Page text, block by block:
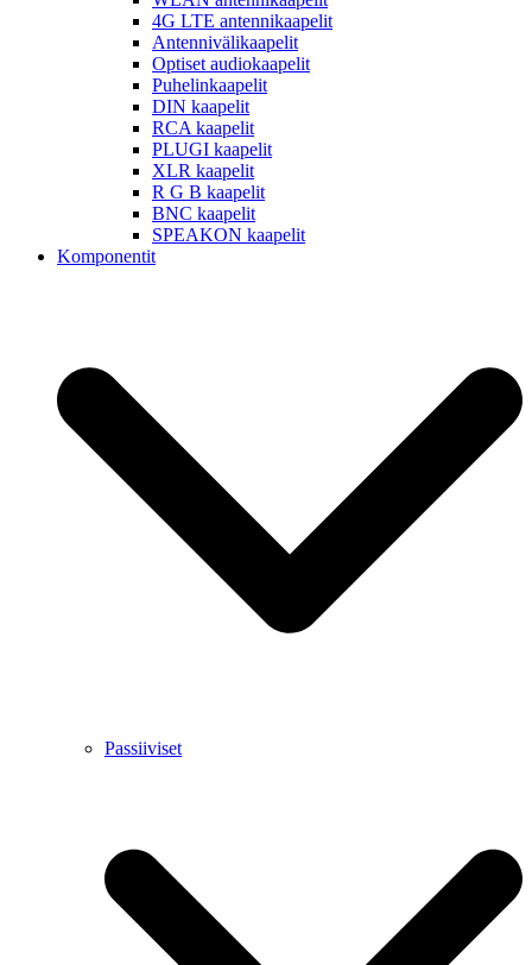
4G LTE antennikaapelit
Antennivälikaapelit
Optiset audiokaapelit
Puhelinkaapelit
DIN kaapelit
RCA kaapelit
PLUGI kaapelit
XLR kaapelit
R G B kaapelit
BNC kaapelit
SPEAKON kaapelit
Komponentit
Passiiviset